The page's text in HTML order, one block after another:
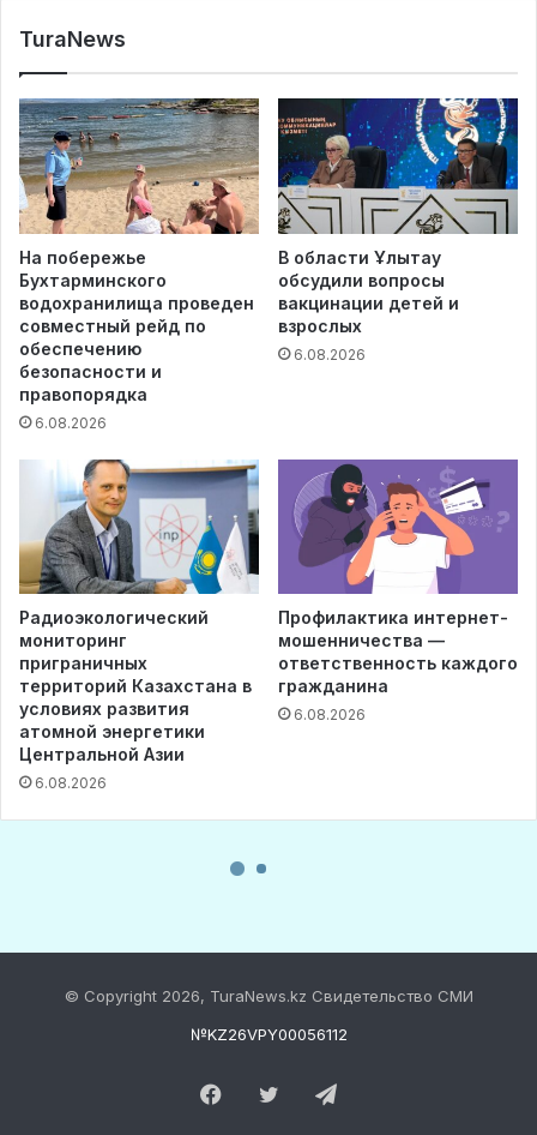
© Copyright 2026, TuraNews.kz Свидетельство СМИ
№KZ26VPY00056112
Facebook
Twitter